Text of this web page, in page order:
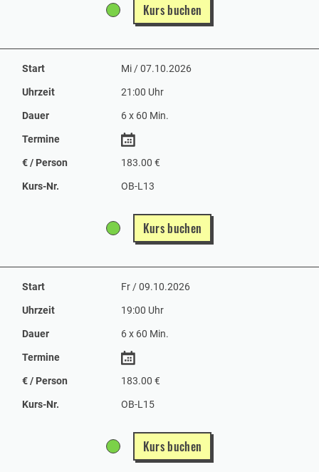
Kurs buchen
Start Mi / 07.10.2026
Uhrzeit 21:00 Uhr
Dauer 6 x 60 Min.
Termine
€ / Person 183.00 €
Kurs-Nr. OB-L13
Kurs buchen
Start Fr / 09.10.2026
Uhrzeit 19:00 Uhr
Dauer 6 x 60 Min.
Termine
€ / Person 183.00 €
Kurs-Nr. OB-L15
Kurs buchen